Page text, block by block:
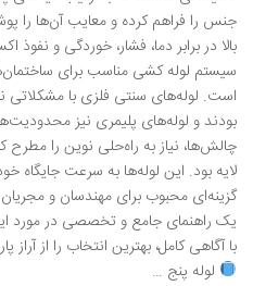
جنس را فراهم کرده و معایب آن‌ها را
بالا در برابر دما، فشار، خوردگی و نفوذ
سیستم لوله کشی مناسب برای
است. لوله‌های سنتی فلزی با مشکلاتی
بودند و لوله‌های پلیمری نیز
چالش‌ها، نیاز به راه‌حلی نوین را مطرح
لایه بود. این لوله‌ها به سرعت جایگاه
گزینه‌ای محبوب برای مهندسان و
یک راهنمای جامع و تخصصی در مورد
با آگاهی کامل، بهترین انتخاب را از
لوله پنج …